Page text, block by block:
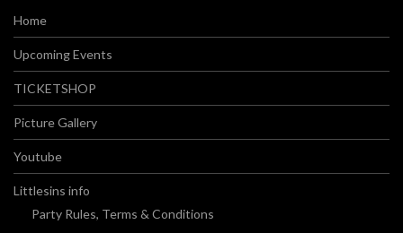
Home
Upcoming Events
TICKETSHOP
Picture Gallery
Youtube
Littlesins info
Party Rules, Terms & Conditions